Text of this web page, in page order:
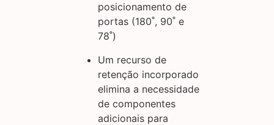
posicionamento de
portas (180˚, 90˚ e
78˚)
Um recurso de
retenção incorporado
elimina a necessidade
de componentes
adicionais para